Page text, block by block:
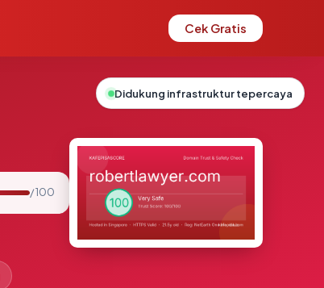
Cek Gratis
/ 100
Didukung infrastruktur tepercaya